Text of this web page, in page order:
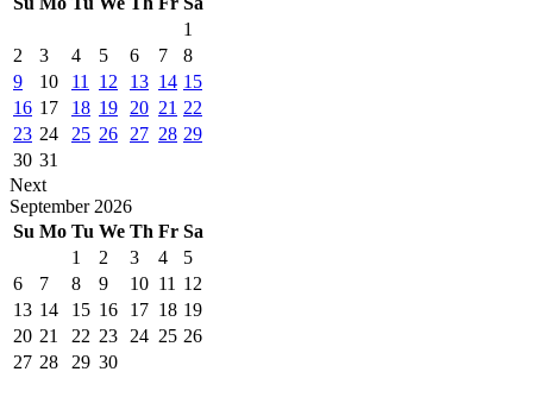
1
2
3 4 5 6 7
8
9
10 11 12 13 14 15
16 17 18 19 20 21 22
23 24 25 26 27 28 29
30 31
Next
September 2026
Su Mo Tu We Th Fr Sa
1
2 3 4
5
6
7 8 9 10 11 12
13 14 15 16 17 18 19
20 21 22 23 24 25 26
27 28 29 30